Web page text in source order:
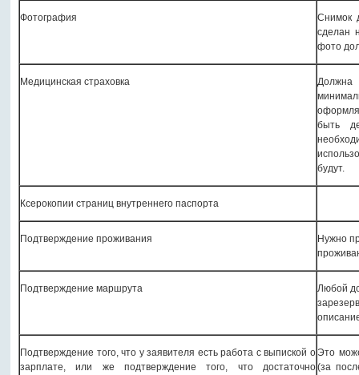
Фотография
Снимок
сделан
фото
Медицинская страховка
Должна
быть
будут.
Ксерокопии страниц внутреннего паспорта
Подтверждение проживания
Нужно
Подтверждение маршрута
Любой
Подтверждение того, что у заявителя есть работа с выпиской о
зарплате, или же подтверждение того, что достаточно
Это
(за